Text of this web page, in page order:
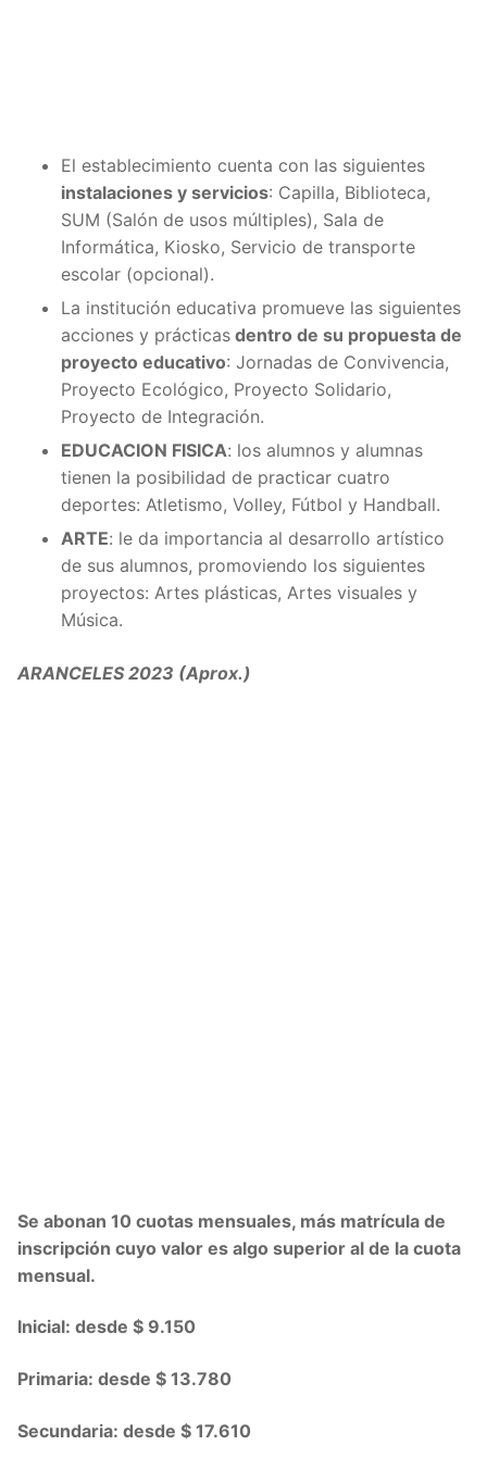
El establecimiento cuenta con las siguientes
instalaciones y servicios: Capilla, Biblioteca,
SUM (Salón de usos múltiples), Sala de
Informática, Kiosko, Servicio de transporte
escolar (opcional).
La institución educativa promueve las siguientes
acciones y prácticas dentro de su propuesta de
proyecto educativo: Jornadas de Convivencia,
Proyecto Ecológico, Proyecto Solidario,
Proyecto de Integración.
EDUCACION FISICA: los alumnos y alumnas
tienen la posibilidad de practicar cuatro
deportes: Atletismo, Volley, Fútbol y Handball.
ARTE: le da importancia al desarrollo artístico
de sus alumnos, promoviendo los siguientes
proyectos: Artes plásticas, Artes visuales y
Música.
ARANCELES 2023 (Aprox.)
Se abonan 10 cuotas mensuales, más matrícula de
inscripción cuyo valor es algo superior al de la cuota
mensual.
Inicial: desde $ 9.150
Primaria: desde $ 13.780
Secundaria: desde $ 17.610